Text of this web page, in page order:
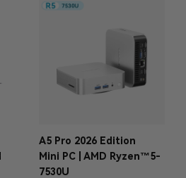
A5 Pro 2026 Edition
Mini PC | AMD Ryzen™5-
7530U